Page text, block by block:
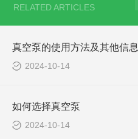
RELATED ARTICLES
真空泵的使用方法及其他信息
2024-10-14
如何选择真空泵
2024-10-14